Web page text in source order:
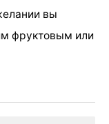
вы
фруктовым или